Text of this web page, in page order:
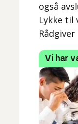
også
Lykke til
Vi har